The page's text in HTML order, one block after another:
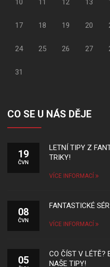
10 11 12 13
17 18 19 20
24 25 26 27
31
CO SE U NÁS DĚJE
19
ČVN
LETNÍ TIPY Z
TRIKY!
VÍCE INFORMACÍ
08
ČVN
FANTASTICKÉ
VÍCE INFORMACÍ
05
CO ČÍST V LÉTĚ?
NAŠE TIPY!